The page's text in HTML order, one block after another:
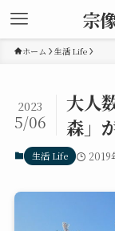
宗
ホーム 生活 Life
大人
森」
2023
5/06
生活 Life 2019